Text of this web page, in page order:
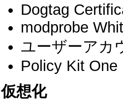
Dogtag
modprobe
ユーザーアカ
Policy Kit One
仮想化